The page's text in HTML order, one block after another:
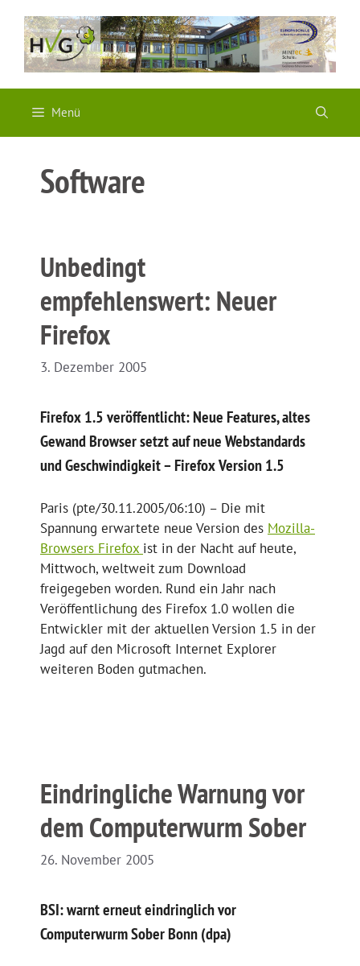
Inhalt
springen
Menü
Software
Unbedingt
empfehlenswert: Neuer
Firefox
3. Dezember 2005
Firefox 1.5 veröffentlicht: Neue Features, altes
Gewand Browser setzt auf neue Webstandards
und Geschwindigkeit – Firefox Version 1.5
Paris (pte/30.11.2005/06:10) – Die mit
Spannung erwartete neue Version des Mozilla-
Browsers Firefox ist in der Nacht auf heute,
Mittwoch, weltweit zum Download
freigegeben worden. Rund ein Jahr nach
Veröffentlichung des Firefox 1.0 wollen die
Entwickler mit der aktuellen Version 1.5 in der
Jagd auf den Microsoft Internet Explorer
weiteren Boden gutmachen.
Eindringliche Warnung vor
dem Computerwurm Sober
26. November 2005
BSI: warnt erneut eindringlich vor
Computerwurm Sober Bonn (dpa)